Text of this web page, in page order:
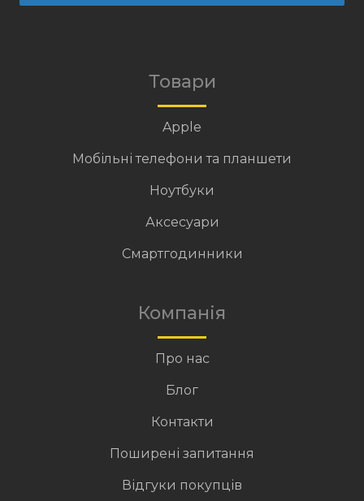
Товари
Apple
Мобільні телефони та планшети
Ноутбуки
Аксесуари
Смартгодинники
Компанія
Про нас
Блог
Контакти
Поширені запитання
Відгуки покупців